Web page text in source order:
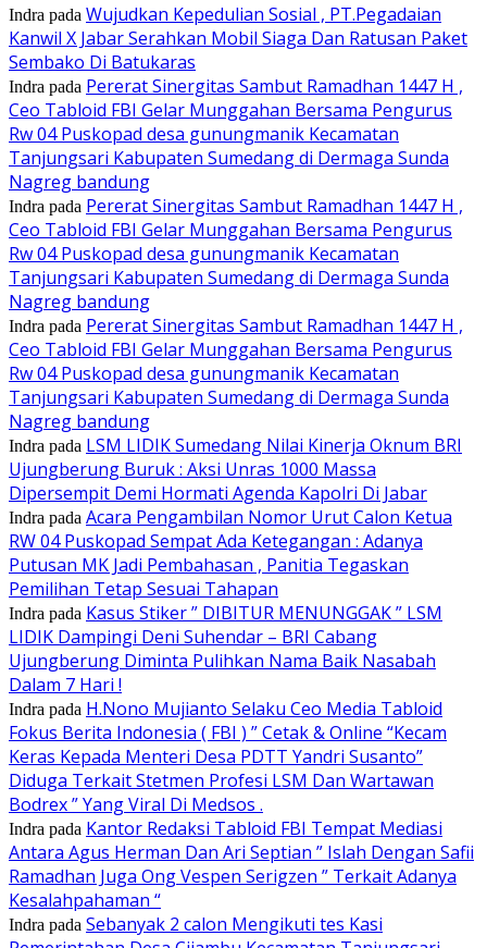
Indra pada Wujudkan Kepedulian Sosial , PT.Pegadaian
Kanwil X Jabar Serahkan Mobil Siaga Dan Ratusan Paket
Sembako Di Batukaras
Indra pada Pererat Sinergitas Sambut Ramadhan 1447 H ,
Ceo Tabloid FBI Gelar Munggahan Bersama Pengurus
Rw 04 Puskopad desa gunungmanik Kecamatan
Tanjungsari Kabupaten Sumedang di Dermaga Sunda
Nagreg bandung
Indra pada Pererat Sinergitas Sambut Ramadhan 1447 H ,
Ceo Tabloid FBI Gelar Munggahan Bersama Pengurus
Rw 04 Puskopad desa gunungmanik Kecamatan
Tanjungsari Kabupaten Sumedang di Dermaga Sunda
Nagreg bandung
Indra pada Pererat Sinergitas Sambut Ramadhan 1447 H ,
Ceo Tabloid FBI Gelar Munggahan Bersama Pengurus
Rw 04 Puskopad desa gunungmanik Kecamatan
Tanjungsari Kabupaten Sumedang di Dermaga Sunda
Nagreg bandung
Indra pada LSM LIDIK Sumedang Nilai Kinerja Oknum BRI
Ujungberung Buruk : Aksi Unras 1000 Massa
Dipersempit Demi Hormati Agenda Kapolri Di Jabar
Indra pada Acara Pengambilan Nomor Urut Calon Ketua
RW 04 Puskopad Sempat Ada Ketegangan : Adanya
Putusan MK Jadi Pembahasan , Panitia Tegaskan
Pemilihan Tetap Sesuai Tahapan
Indra pada Kasus Stiker ” DIBITUR MENUNGGAK ” LSM
LIDIK Dampingi Deni Suhendar – BRI Cabang
Ujungberung Diminta Pulihkan Nama Baik Nasabah
Dalam 7 Hari !
Indra pada H.Nono Mujianto Selaku Ceo Media Tabloid
Fokus Berita Indonesia ( FBI ) ” Cetak & Online “Kecam
Keras Kepada Menteri Desa PDTT Yandri Susanto”
Diduga Terkait Stetmen Profesi LSM Dan Wartawan
Bodrex ” Yang Viral Di Medsos .
Indra pada Kantor Redaksi Tabloid FBI Tempat Mediasi
Antara Agus Herman Dan Ari Septian ” Islah Dengan Safii
Ramadhan Juga Ong Vespen Serigzen ” Terkait Adanya
Kesalahpahaman “
Indra pada Sebanyak 2 calon Mengikuti tes Kasi